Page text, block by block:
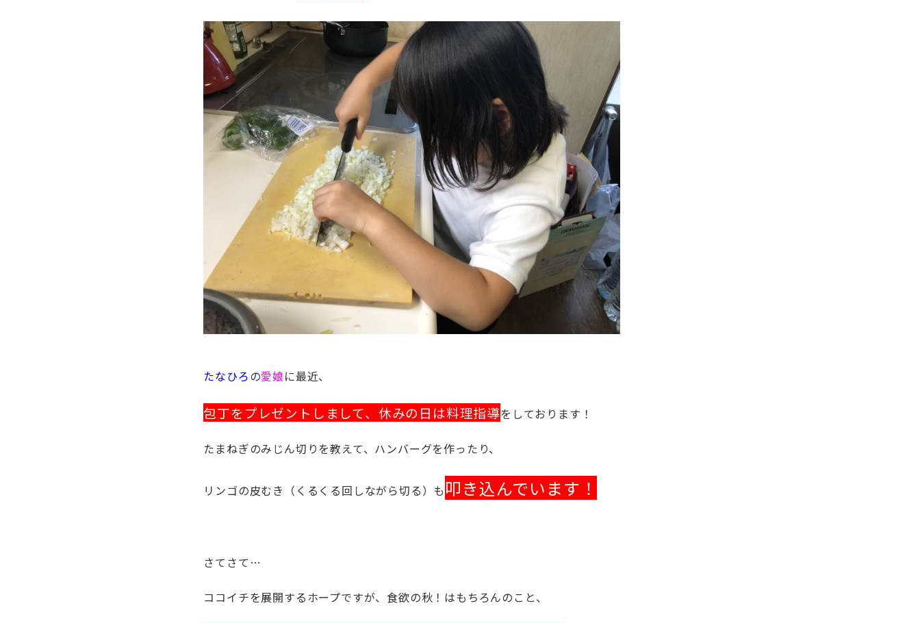
たなひろの愛娘に最近、
包丁をプレゼントしまして、休みの日は料理指導をしております！
たまねぎのみじん切りを教えて、ハンバーグを作ったり、
リンゴの皮むき（くるくる回しながら切る）も 叩き込んでいます！
さてさて…
ココイチを展開するホープですが、食欲の秋！はもちろんのこと、